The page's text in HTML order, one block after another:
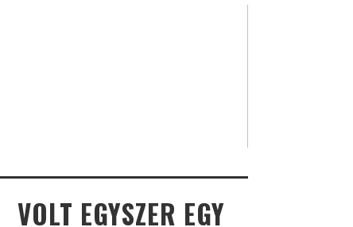
VOLT EGYSZER EGY